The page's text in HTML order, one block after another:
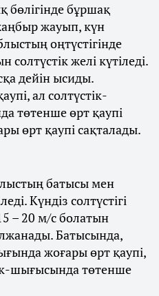
бөлігінде бұршақ
жауып, күн
оңтүстігінде
солтүстік желі күтіледі.
дейін ысиды.
ал солтүстік-
төтенше өрт қаупі
өрт қаупі сақталады.
батысы мен
Күндіз солтүстігі
– 20 м/с болатын
Батысында,
жоғары өрт қаупі,
шығысында төтенше